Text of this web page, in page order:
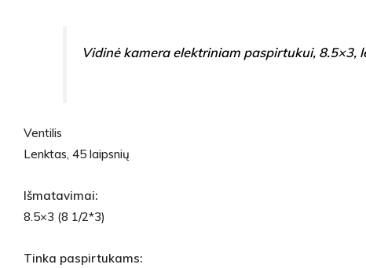
Vidinė kamera elektriniam paspirtukui, 8.5×3,
Ventilis
Lenktas, 45 laipsnių
Išmatavimai:
8.5×3 (8 1/2*3)
Tinka paspirtukams: